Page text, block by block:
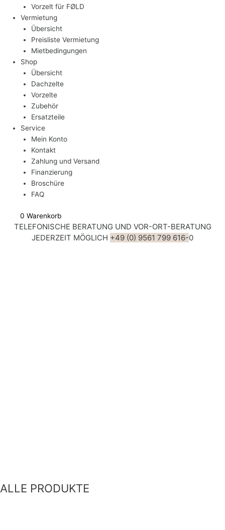
Vorzelt für FØLD
Vermietung
Übersicht
Preisliste Vermietung
Mietbedingungen
Shop
Übersicht
Dachzelte
Vorzelte
Zubehör
Ersatzteile
Service
Mein Konto
Kontakt
Zahlung und Versand
Finanzierung
Broschüre
FAQ
0 Warenkorb
TELEFONISCHE BERATUNG UND VOR-ORT-BERATUNG
JEDERZEIT MÖGLICH +49 (0) 9561 799 616-0
ALLE PRODUKTE